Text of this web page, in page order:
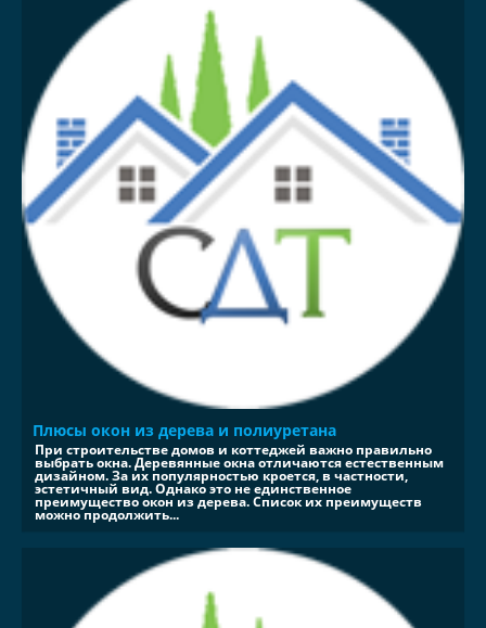
Плюсы окон из дерева и полиуретана
При строительстве домов и коттеджей важно правильно
выбрать окна. Деревянные окна отличаются естественным
дизайном. За их популярностью кроется, в частности,
эстетичный вид. Однако это не единственное
преимущество окон из дерева. Список их преимуществ
можно продолжить...